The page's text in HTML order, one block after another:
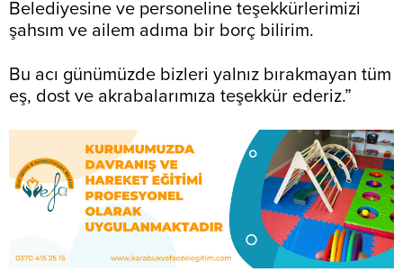
Belediyesine ve personeline teşekkürlerimizi
şahsım ve ailem adıma bir borç bilirim.
Bu acı günümüzde bizleri yalnız bırakmayan tüm
eş, dost ve akrabalarımıza teşekkür ederiz.”